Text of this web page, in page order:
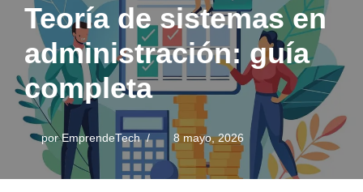
Teoría de sistemas en
administración: guía
completa
porEmprendeTech 8 mayo, 2026